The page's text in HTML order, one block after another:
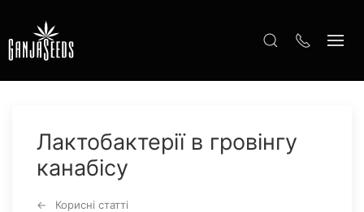
Лактобактерії в гровінгу
канабісу
Корисні статті